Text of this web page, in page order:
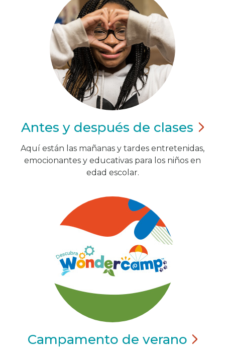
Antes y después de clases
Aquí están las mañanas y tardes entretenidas,
emocionantes y educativas para los niños en
edad escolar.
Campamento de verano